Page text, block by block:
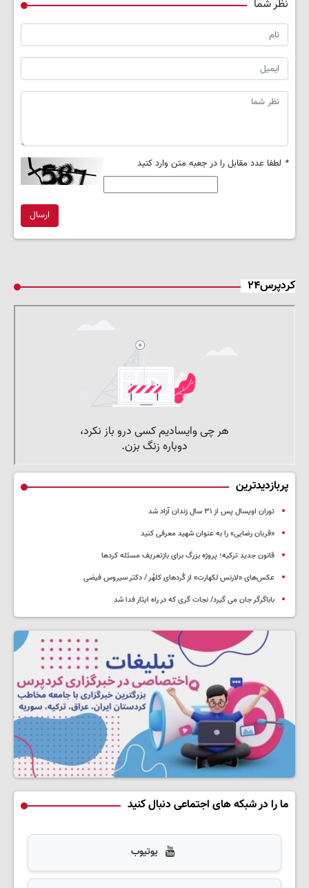
نظر شما
* لطفا عدد مقابل را در جعبه متن وارد کنید
ارسال
کردپرس۲۴
پربازدیدترین
توران اویسال پس از ۳۱ سال زندان آزاد شد
«قربان رضایی» را به عنوان شهید معرفی کنید
قانون جدید ترکیه؛ پروژه بزرگ‌ برای بازتعریف مسئله کردها
عکس‌های «لارنس لکهارت» از کُردهای کلهُر / دکتر سیروس فیضی
باباگرگر جان می گیرد/ نجات گری که در راه ایثار فدا شد
ما را در شبکه های اجتماعی دنبال کنید
یوتیوب